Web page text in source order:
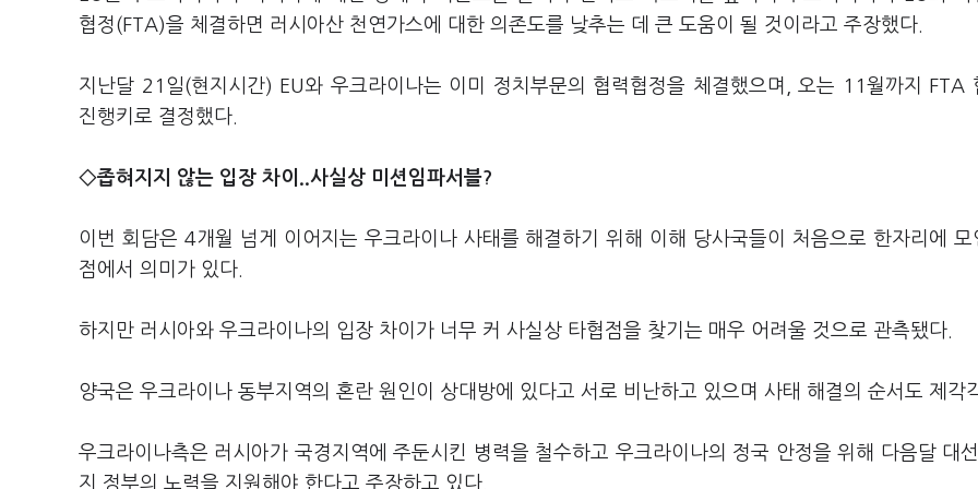
협정(FTA)을 체결하면 러시아산 천연가스에 대한 의존도를 낮추는 데 큰 도움이 될 것이라고 주장했다.
지난달 21일(현지시간) EU와 우크라이나는 이미 정치부문의 협력협정을 체결했으며, 오는 11월까지 FTA
진행키로 결정했다.
◇좁혀지지 않는 입장 차이..사실상 미션임파서블?
이번 회담은 4개월 넘게 이어지는 우크라이나 사태를 해결하기 위해 이해 당사국들이 처음으로 한자리에 모
점에서 의미가 있다.
하지만 러시아와 우크라이나의 입장 차이가 너무 커 사실상 타협점을 찾기는 매우 어려울 것으로 관측됐다.
양국은 우크라이나 동부지역의 혼란 원인이 상대방에 있다고 서로 비난하고 있으며 사태 해결의 순서도 제각
우크라이나측은 러시아가 국경지역에 주둔시킨 병력을 철수하고 우크라이나의 정국 안정을 위해 다음달 대
지 정부의 노력을 지원해야 한다고 주장하고 있다.